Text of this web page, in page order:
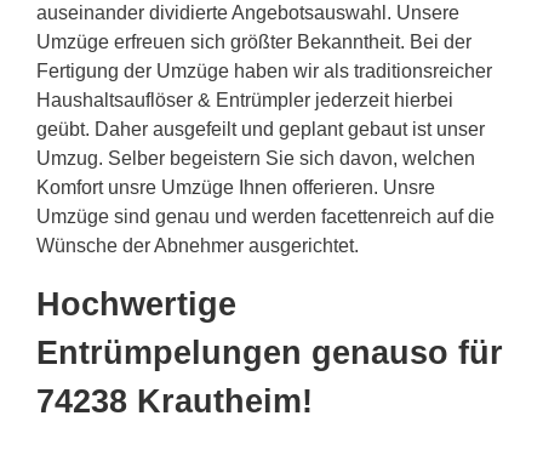
auseinander dividierte Angebotsauswahl. Unsere
Umzüge erfreuen sich größter Bekanntheit. Bei der
Fertigung der Umzüge haben wir als traditionsreicher
Haushaltsauflöser & Entrümpler jederzeit hierbei
geübt. Daher ausgefeilt und geplant gebaut ist unser
Umzug. Selber begeistern Sie sich davon, welchen
Komfort unsre Umzüge Ihnen offerieren. Unsre
Umzüge sind genau und werden facettenreich auf die
Wünsche der Abnehmer ausgerichtet.
Hochwertige
Entrümpelungen genauso für
74238 Krautheim!